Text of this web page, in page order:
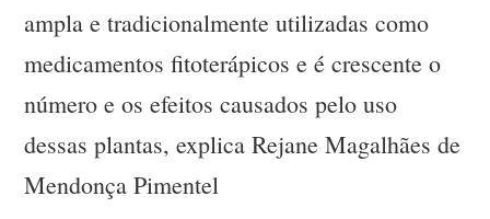
ampla e tradicionalmente utilizadas como
medicamentos fitoterápicos e é crescente o
número e os efeitos causados pelo uso
dessas plantas, explica Rejane Magalhães de
Mendonça Pimentel